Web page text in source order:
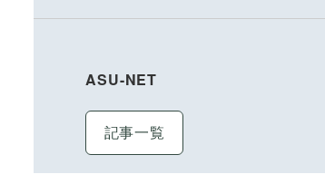
ASU-NET
記事一覧